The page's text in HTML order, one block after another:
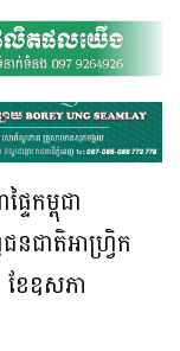
ៃកម្ពុជា
ជាតិអាហ្វ្រិក
ែឧសភា